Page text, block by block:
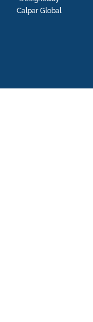
Calpar Global